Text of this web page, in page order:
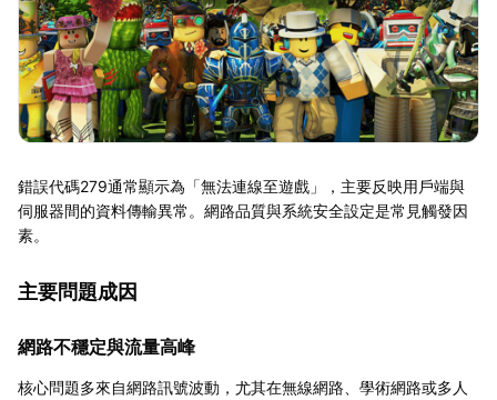
錯誤代碼279通常顯示為「無法連線至遊戲」，主要反映用戶端與
伺服器間的資料傳輸異常。網路品質與系統安全設定是常見觸發因
素。
主要問題成因
網路不穩定與流量高峰
核心問題多來自網路訊號波動，尤其在無線網路、學術網路或多人